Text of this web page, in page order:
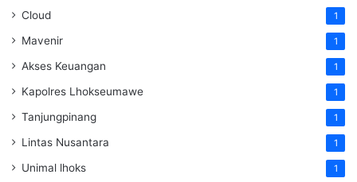
Cloud 1
Mavenir 1
Akses Keuangan 1
Kapolres Lhokseumawe 1
Tanjungpinang 1
Lintas Nusantara 1
Unimal lhoks 1